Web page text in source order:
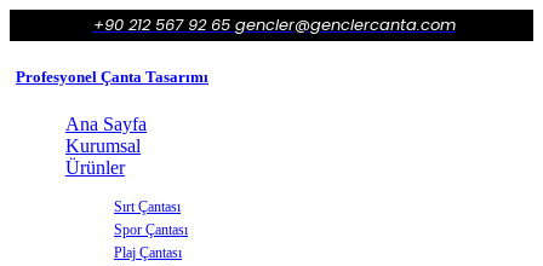
+90 212 567 92 65 gencler@genclercanta.com
Profesyonel Çanta Tasarımı
Ana Sayfa
Kurumsal
Ürünler
Sırt Çantası
Spor Çantası
Plaj Çantası